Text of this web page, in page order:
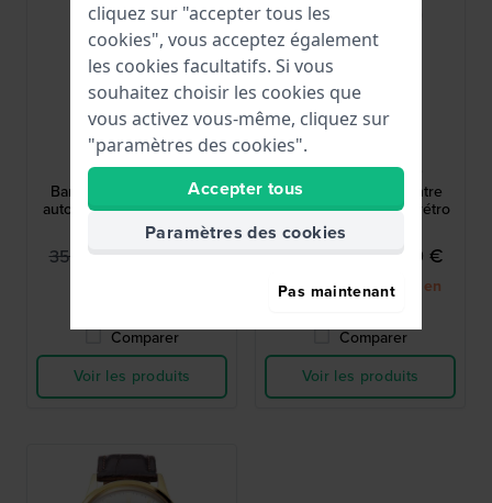
Orient
RA-AC0M09E30B
Bambino 38 mm Montre
automatique de style rétro
359,00 € 323,00 €
Comparer
Voir les produits
RA-AC0M04Y30B
Bambino 38 mm Montre
automatique de style rétro
339,00 € 305,00 €
● Bientôt de retour en
Comparer
Voir les produits
cliquez sur "accepter tous les
cookies", vous acceptez également
les cookies facultatifs. Si vous
souhaitez choisir les cookies que
vous activez vous-même, cliquez sur
"paramètres des cookies".
Accepter tous
Paramètres des cookies
Pas maintenant